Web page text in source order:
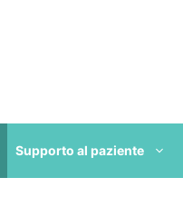
Supporto al paziente